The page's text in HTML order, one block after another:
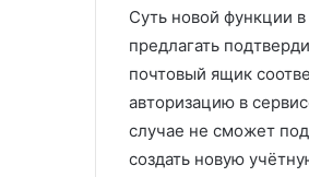
Суть новой функции
предлагать
почтовый ящик
авторизацию в
случае не сможет
создать новую